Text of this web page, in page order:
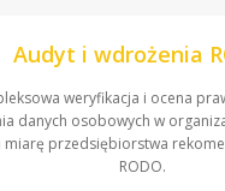
Audyt i wdrożenia
weryfikacja i ocena
danych osobowych w
miarę przedsiębiorstwa
RODO.